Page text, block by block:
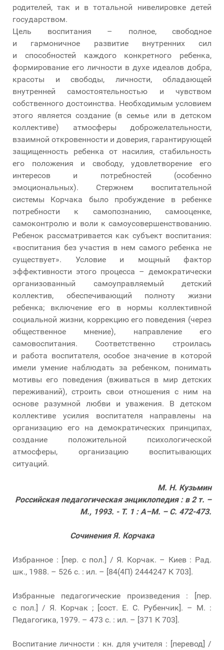
родителей, так и в тотальной нивелировке детей
государством.
Цель воспитания – полное, свободное
и гармоничное развитие внутренних сил
и способностей каждого конкретного ребенка,
формирование его личности в духе идеалов добра,
красоты и свободы, личности, обладающей
внутренней самостоятельностью и чувством
собственного достоинства. Необходимым условием
этого является создание (в семье или в детском
коллективе) атмосферы доброжелательности,
взаимной откровенности и доверия, гарантирующей
защищенность ребенка от насилия, стабильность
его положения и свободу, удовлетворение его
интересов и потребностей (особенно
эмоциональных). Стержнем воспитательной
системы Корчака было пробуждение в ребенке
потребности к самопознанию, самооценке,
самоконтролю и воли к самоусовершенствованию.
Ребенок рассматривается как субъект воспитания:
«воспитания без участия в нем самого ребенка не
существует». Условие и мощный фактор
эффективности этого процесса – демократически
организованный самоуправляемый детский
коллектив, обеспечивающий полноту жизни
ребенка; включение его в нормы коллективной
социальной жизни, коррекцию его поведения (через
общественное мнение), направление его
самовоспитания. Соответственно строилась
и работа воспитателя, особое значение в которой
имели умение наблюдать за ребенком, понимать
мотивы его поведения (вживаться в мир детских
переживаний), строить свои отношения с ним на
основе разумной любви и уважения. В детском
коллективе усилия воспитателя направлены на
организацию его на демократических принципах,
создание положительной психологической
атмосферы, организацию воспитывающих
ситуаций.
М. Н. Кузьмин
Российская педагогическая энциклопедия : в 2 т. –
М., 1993. - Т. 1 : А–М. – С. 472-473.
Сочинения Я. Корчака
Избранное : [пер. с пол.] / Я. Корчак. – Киев : Рад.
шк., 1988. – 526 с. : ил. – [84(4П) 2444247 К 703].
Избранные педагогические произведения : [пер.
с пол.] / Я. Корчак ; [сост. Е. С. Рубенчик]. – М. :
Педагогика, 1979. – 473 с. : ил. – [371 К 703].
Воспитание личности : кн. для учителя : [перевод] /